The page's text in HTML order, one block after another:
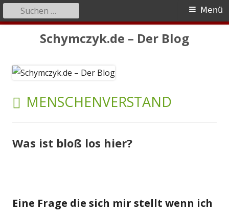
Schymczyk.de – Der Blog
Primäres
Menü
Suchen
nach:
SCHLAGWORT:
MENSCHENVERSTAND
Was ist bloß los hier?
Eine Frage die sich mir stellt wenn ich